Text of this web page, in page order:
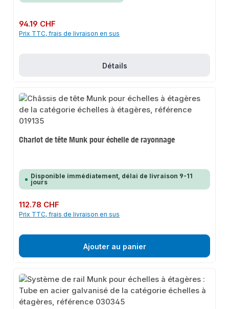
Prix régulier :
94.19 CHF
Prix TTC, frais de livraison en sus
Détails
Chariot de tête Munk pour échelle de rayonnage
Disponible immédiatement, délai de livraison 9-11
jours
Prix régulier :
112.78 CHF
Prix TTC, frais de livraison en sus
Ajouter au panier